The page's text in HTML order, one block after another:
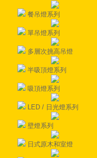
餐吊燈系列
單吊燈系列
多層次挑高吊燈
半吸頂燈系列
吸頂燈系列
LED / 日光燈系列
壁燈系列
日式原木和室燈